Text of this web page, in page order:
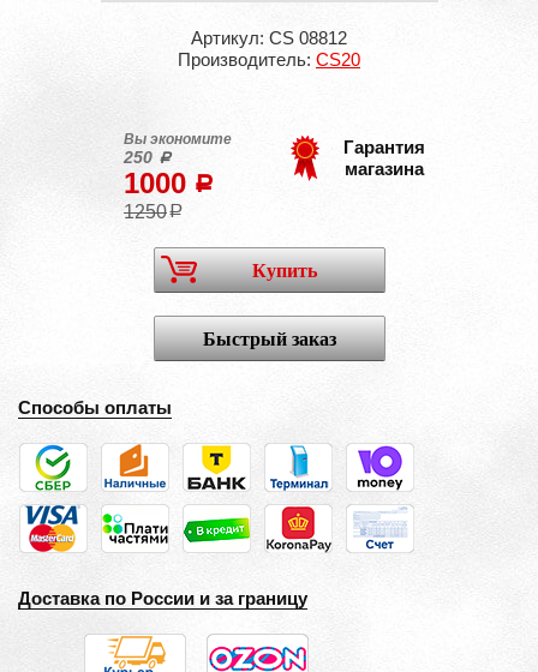
Артикул: CS 08812
Производитель: CS20
Вы экономите
250 a
1000 a
1250a
Гарантия
магазина
Купить
Быстрый заказ
Способы оплаты
Доставка по России и за границу